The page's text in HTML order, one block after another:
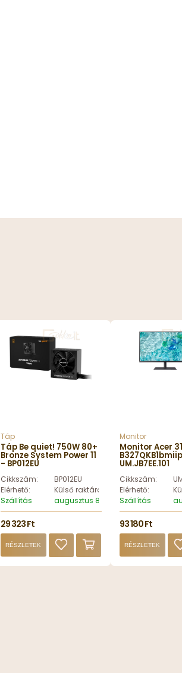
Táp
Táp Be quiet! 750W 80+
Bronze System Power 11
- BP012EU
Cikkszám:
BP012EU
Elérhető:
Külső raktáron
Szállítás
augusztus 8, szombat
29 323 Ft
RÉSZLETEK
Monitor
Monitor Acer
UM.JB7EE.101
Cikkszám:
Elérhető:
Szállítás
93 180 Ft
RÉSZLETEK